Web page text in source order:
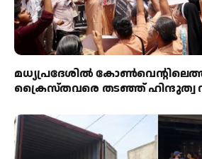
മധ്യപ്രദേശിൽ
ക്രൈസ്തവരെ തടഞ്ഞ്